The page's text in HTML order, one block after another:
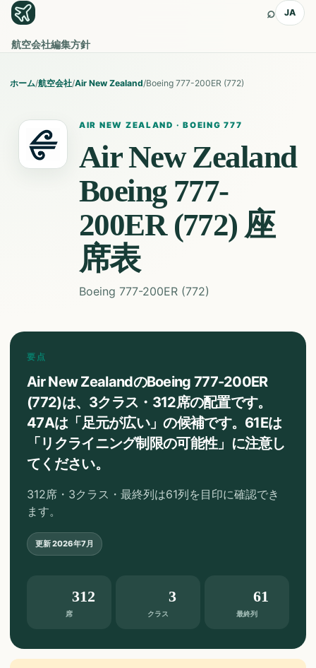
航空会社編集方針
⌕ JA
ホーム/航空会社/Air New Zealand/Boeing 777-200ER (772)
AIR NEW ZEALAND ·BOEING 777
Air New Zealand
Boeing 777-
200ER (772) 座
席表
Boeing 777-200ER (772)
要点
Air New ZealandのBoeing 777-200ER
(772)は、3クラス・312席の配置です。
47Aは「足元が広い」の候補です。61Eは
「リクライニング制限の可能性」に注意し
てください。
312席・3クラス・最終列は61列を目印に確認でき
ます。
更新2026年7月
席
312
クラス
3
最終列
61